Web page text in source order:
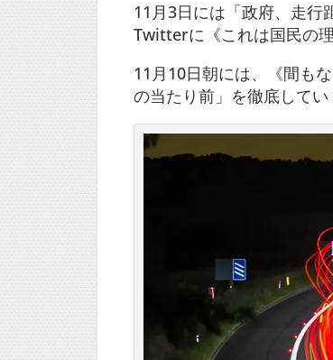
11月3日には「政府、走行
Twitterに《これは国民の
11月10日朝には、《間も
の当たり前」を徹底してい